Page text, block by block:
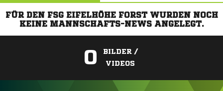
FÜR DEN FSG EIFELHÖHE FORST WURDEN NOCH
KEINE MANNSCHAFTS-NEWS ANGELEGT.
0
BILDER /
VIDEOS